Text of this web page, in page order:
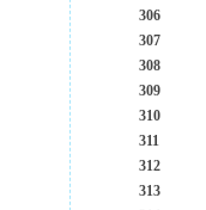
306
307
308
309
310
311
312
313